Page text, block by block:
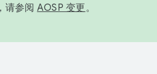
请参阅 AOSP 变更。